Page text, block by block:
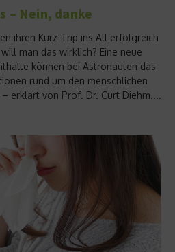
– Nein, danke
ihren Kurz-Trip ins All erfolgreich
man das wirklich? Eine neue
können bei Astronauten das
rund um den menschlichen
erklärt von Prof. Dr. Curt Diehm....